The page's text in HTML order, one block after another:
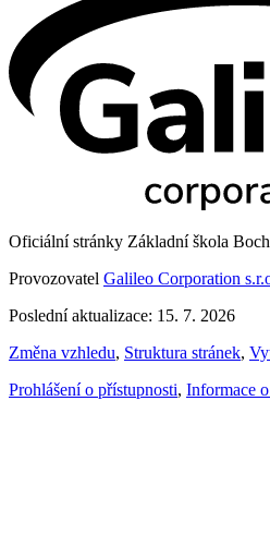
Oficiální stránky Základní škola
Provozovatel Galileo Corporation
Poslední aktualizace: 15. 7. 2026
Změna vzhledu, Struktura stránek,
Prohlášení o přístupnosti, Informace